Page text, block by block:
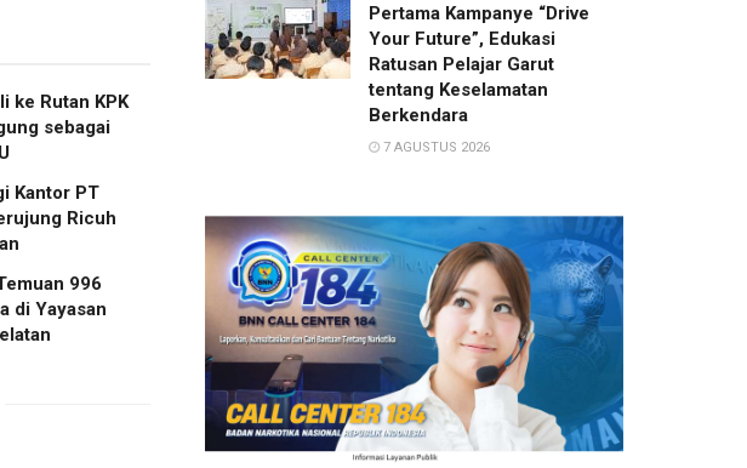
ke Rutan KPK
sebagai
Kantor PT
Ricuh
996
di Yayasan
Pertama Kampanye “Drive
Your Future”, Edukasi
Ratusan Pelajar Garut
tentang Keselamatan
Berkendara
7 AGUSTUS 2026